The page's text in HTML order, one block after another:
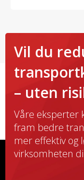
Vil du
– uten
Våre eksperter
fram bedre
mer effektiv og
virksomheten